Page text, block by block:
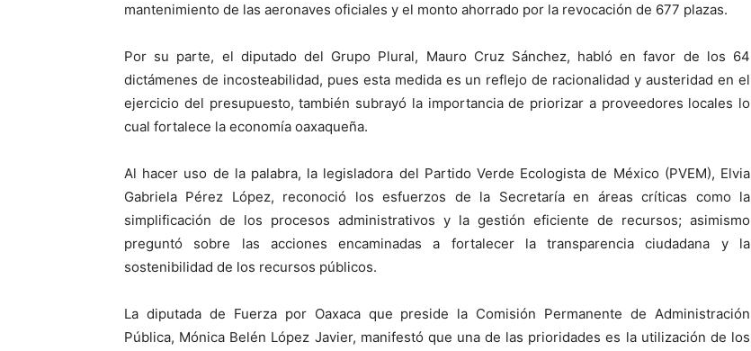
mantenimiento de las aeronaves oficiales y el monto ahorrado por la revocación de 677 plazas.
Por su parte, el diputado del Grupo Plural, Mauro Cruz Sánchez, habló en favor de los 64
dictámenes de incosteabilidad, pues esta medida es un reflejo de racionalidad y austeridad en el
ejercicio del presupuesto, también subrayó la importancia de priorizar a proveedores locales lo
cual fortalece la economía oaxaqueña.
Al hacer uso de la palabra, la legisladora del Partido Verde Ecologista de México (PVEM), Elvia
Gabriela Pérez López, reconoció los esfuerzos de la Secretaría en áreas críticas como la
simplificación de los procesos administrativos y la gestión eficiente de recursos; asimismo
preguntó sobre las acciones encaminadas a fortalecer la transparencia ciudadana y la
sostenibilidad de los recursos públicos.
La diputada de Fuerza por Oaxaca que preside la Comisión Permanente de Administración
Pública, Mónica Belén López Javier, manifestó que una de las prioridades es la utilización de los